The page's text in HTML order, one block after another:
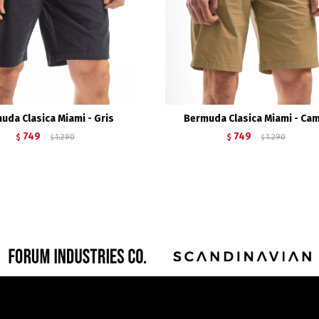
Clasica Miami - Gris
$ 749 $ 1.290
Bermuda Clasica Miami -
$ 749 $ 1.290